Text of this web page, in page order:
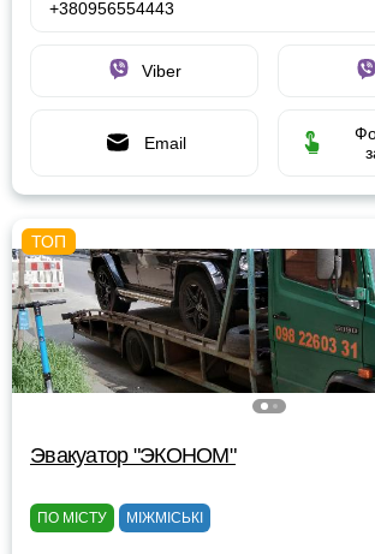
+380956554443
Viber
Email
Эвакуатор "ЭКОНОМ"
ПО МІСТУ МІЖМІСЬКІ